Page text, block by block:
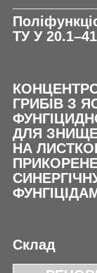
ТУ У
ГРИБІВ З
ДЛЯ
НА
Склад